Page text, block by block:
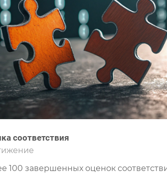
соответствия
100 завершенных оценок